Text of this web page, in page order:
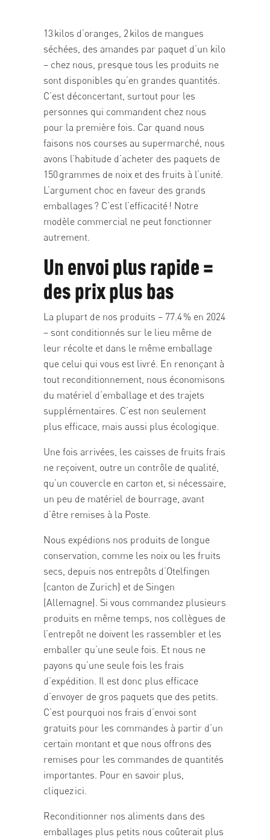
13 kilos d’oranges, 2 kilos de mangues
séchées, des amandes par paquet d’un kilo
– chez nous, presque tous les produits ne
sont disponibles qu’en grandes quantités.
C’est déconcertant, surtout pour les
personnes qui commandent chez nous
pour la première fois. Car quand nous
faisons nos courses au supermarché, nous
avons l’habitude d’acheter des paquets de
150 grammes de noix et des fruits à l’unité.
L’argument choc en faveur des grands
emballages ? C’est l’efficacité ! Notre
modèle commercial ne peut fonctionner
autrement.
Un envoi plus rapide =
des prix plus bas
La plupart de nos produits – 77.4 % en 2024
– sont conditionnés sur le lieu même de
leur récolte et dans le même emballage
que celui qui vous est livré. En renonçant à
tout reconditionnement, nous économisons
du matériel d’emballage et des trajets
supplémentaires. C’est non seulement
plus efficace, mais aussi plus écologique.
Une fois arrivées, les caisses de fruits frais
ne reçoivent, outre un contrôle de qualité,
qu’un couvercle en carton et, si nécessaire,
un peu de matériel de bourrage, avant
d’être remises à la Poste.
Nous expédions nos produits de longue
conservation, comme les noix ou les fruits
secs, depuis nos entrepôts d’Otelfingen
(canton de Zurich) et de Singen
(Allemagne). Si vous commandez plusieurs
produits en même temps, nos collègues de
l’entrepôt ne doivent les rassembler et les
emballer qu’une seule fois. Et nous ne
payons qu’une seule fois les frais
d’expédition. Il est donc plus efficace
d’envoyer de gros paquets que des petits.
C’est pourquoi nos frais d’envoi sont
gratuits pour les commandes à partir d’un
certain montant et que nous offrons des
remises pour les commandes de quantités
importantes. Pour en savoir plus,
cliquezici
Reconditionner nos aliments dans des
emballages plus petits nous coûterait plus